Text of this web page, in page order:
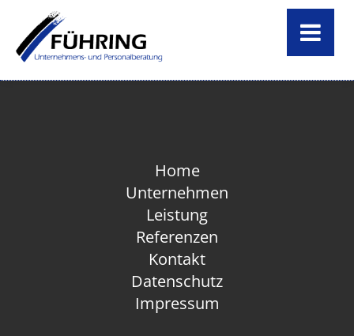
Home
Home
Unternehmen
Leistung
Referenzen
Kontakt
Datenschutz
Impressum